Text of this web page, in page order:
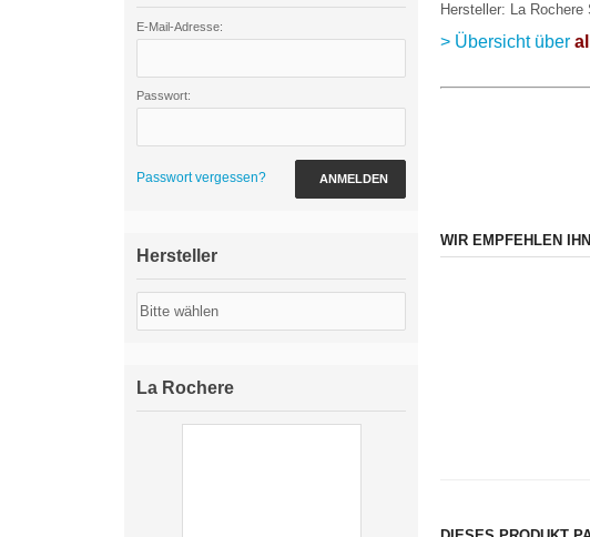
Hersteller: La
> Übersicht über
WIR EMPFEHLEN
E-Mail-Adresse:
Passwort:
Passwort vergessen? ANMELDEN
Hersteller
La Rochere